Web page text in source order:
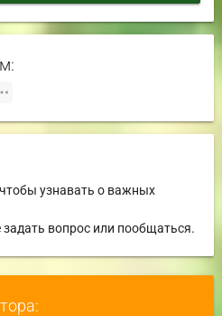
чтобы узнавать о важных
задать вопрос или пообщаться.